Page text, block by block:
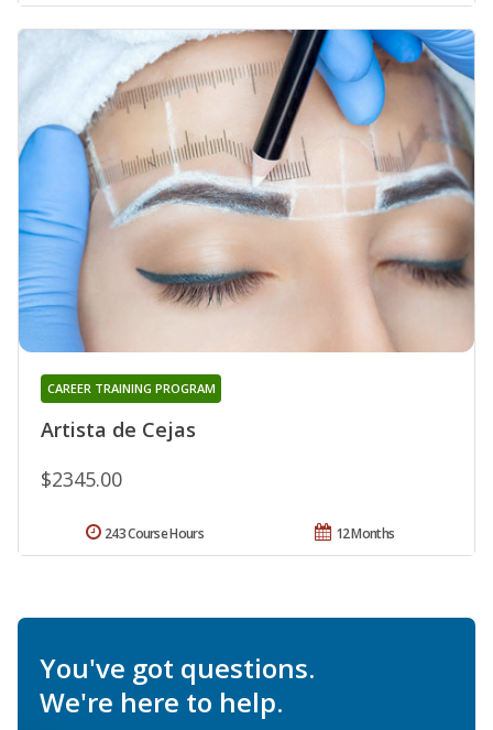
Artista de Cejas
CAREER TRAINING PROGRAM
$2345.00
12 Months
243 Course Hours
You've got questions.
We're here to help.